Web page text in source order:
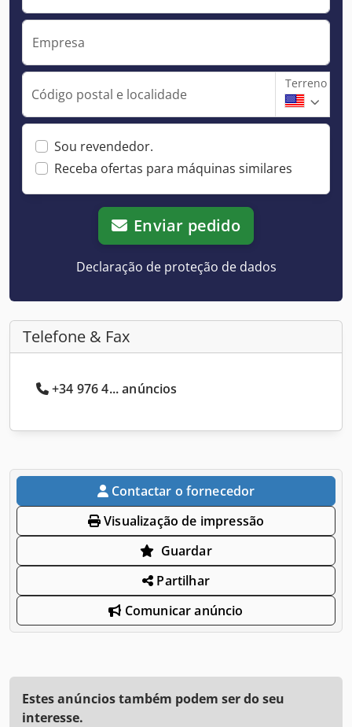
Empresa
Código postal e localidade
Terreno
Sou revendedor.
Receba ofertas para máquinas similares
Enviar pedido
Declaração de proteção de dados
Telefone & Fax
+34 976 4... anúncios
Contactar o fornecedor
Visualização de impressão
Guardar
Partilhar
Comunicar anúncio
Estes anúncios também podem ser do seu
interesse.